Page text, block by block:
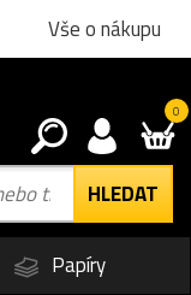
Vše o nákupu
0
Papíry